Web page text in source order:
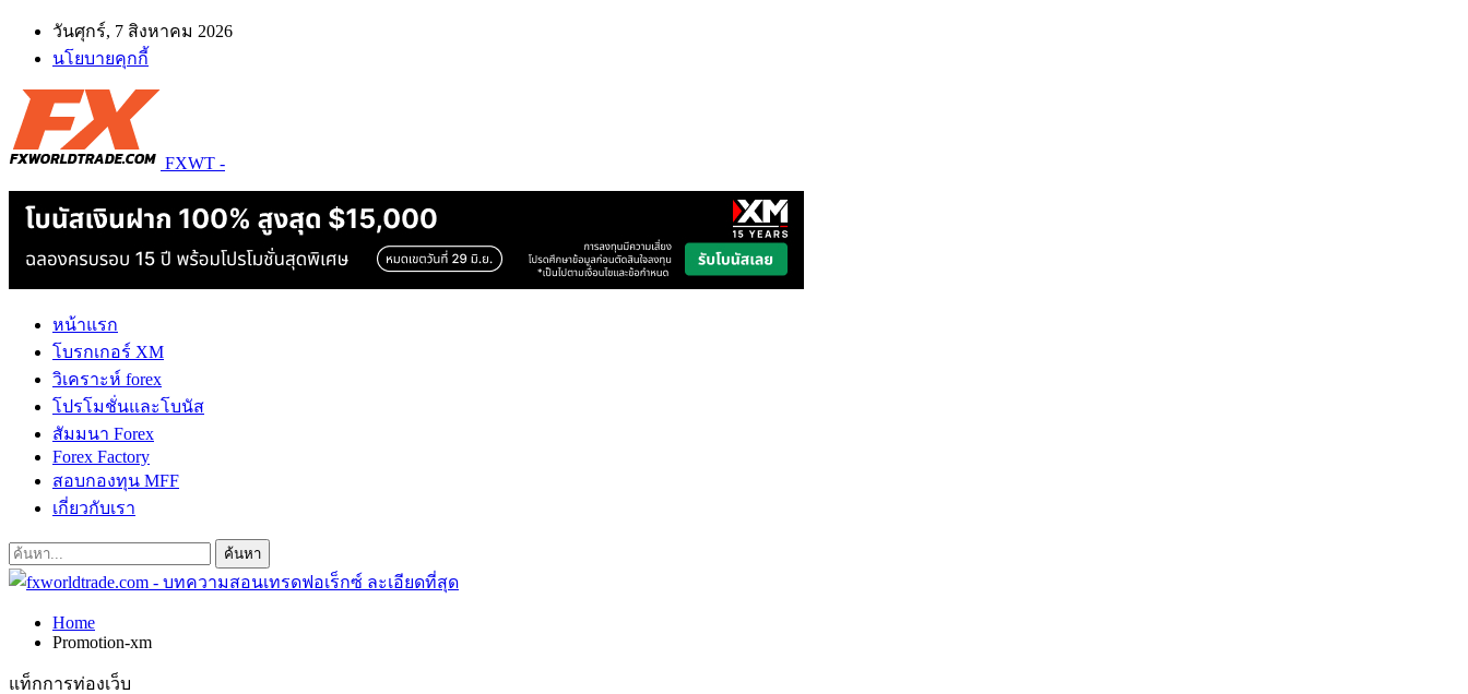
วันศุกร์, 7 สิงหาคม 2026
นโยบายคุกกี้
FXWT -
หน้าแรก
โบรกเกอร์ XM
วิเคราะห์ forex
โปรโมชั่นและโบนัส
สัมมนา Forex
Forex Factory
สอบกองทุน MFF
เกี่ยวกับเรา
Home
Promotion-xm
แท็กการท่องเว็บ